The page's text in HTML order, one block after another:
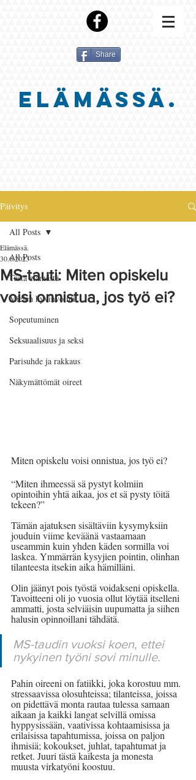
Share
ELÄMÄSSÄ.
Päivitys
All Posts
Tästä elämästä
Mielen hyvinvointi
Sopeutuminen
Seksuaalisuus ja seksi
Parisuhde ja rakkaus
Näkymättömät oireet
All Posts
MS-tauti: Miten opiskelu
voisi onnistua, jos työ ei?
Elämässä.
30.6.2023
Miten opiskelu voisi onnistua, jos työ ei?
“Miten ihmeessä sä pystyt kolmiin
opintoihin yhtä aikaa, jos et sä pysty töitä
tekeen?”
Tämän ajatuksen sisältäviin kysymyksiin
jouduin viime keväänä vastaamaan
useammin kuin yhden käden sormilla voi
laskea. Ymmärrän kysyjien pointin, olinhan
tilanteesta itsekin aika hämilläni.
Olin jäänyt pois työstä voidakseni opiskella.
Tavoitteeni oli jo vuosia ollut löytää itselleni
ammatti, josta selviäisin uupumatta ja siihen
halusin opinnoillani tähdätä.
MS-taudin vuoksi koen, ettei
nykyinen työni sovi minulle.
Pahin oireeni on fatiikki, joka korostuu mm.
stressaavissa olosuhteissa; tilanteissa, joissa
on pidettävä monta rautaa tulessa samaan
aikaan ja kaikki langat selvillä omissa
hyppysissään, vaativissa kohtaamisissa ja
erilaisissa tapahtumissa, joissa on paljon
ihmisiä; kokoukset, juhlat, tapahtumat ja
retket. Juuri tästä kaikesta ja monesta
muusta virkatyöni koostuu.